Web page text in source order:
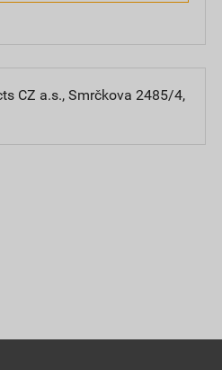
CZ a.s., Smrčkova 2485/4,